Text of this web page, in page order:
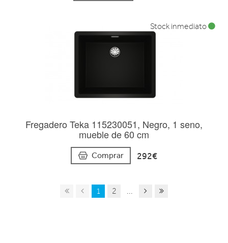
Fregadero Teka 115230051, Negro, 1 seno,
mueble de 60 cm
Comprar 292€
Stock inmediato
1 2 ...